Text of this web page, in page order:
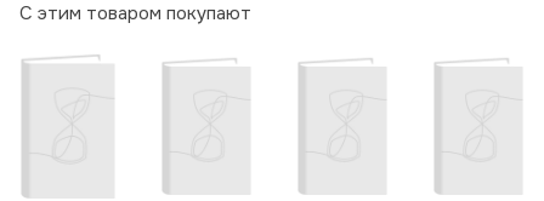
С этим товаром покупают